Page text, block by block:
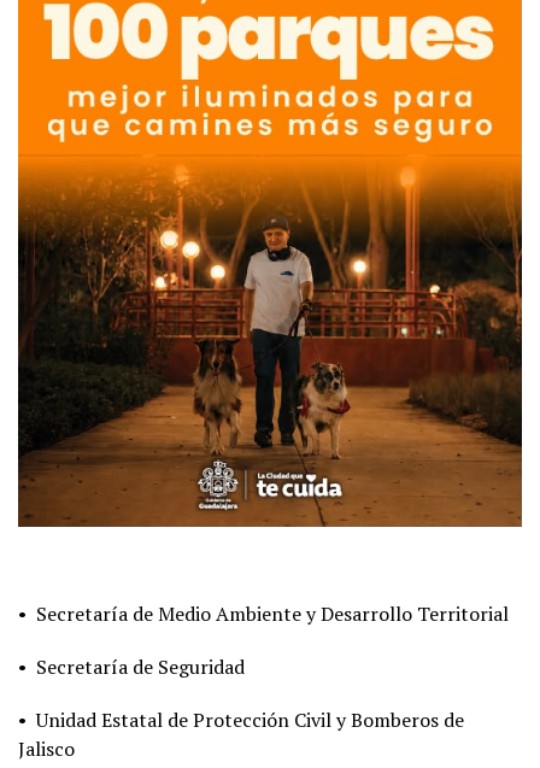
• Secretaría de Medio Ambiente y Desarrollo Territorial
• Secretaría de Seguridad
• Unidad Estatal de Protección Civil y Bomberos de
Jalisco